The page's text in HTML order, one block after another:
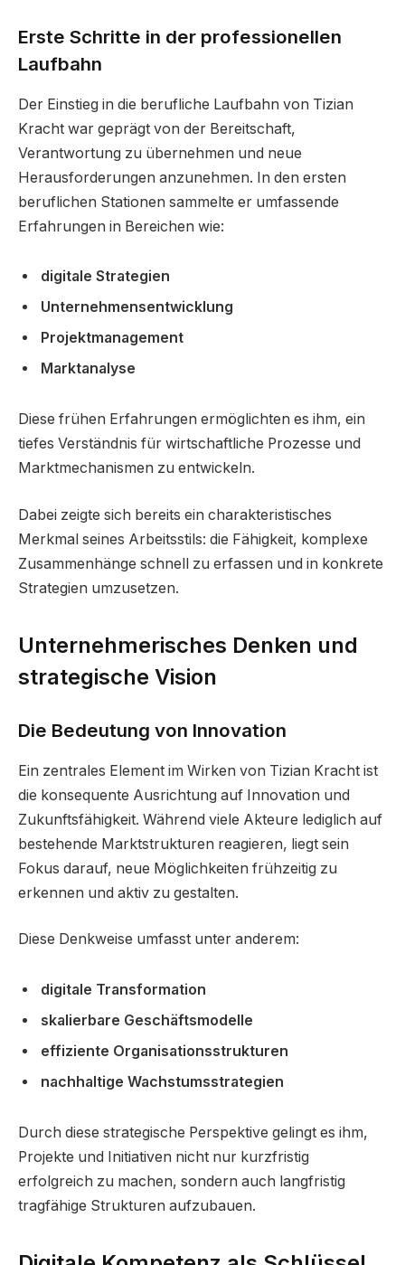
Erste Schritte in der professionellen
Laufbahn
Der Einstieg in die berufliche Laufbahn von Tizian
Kracht war geprägt von der Bereitschaft,
Verantwortung zu übernehmen und neue
Herausforderungen anzunehmen. In den ersten
beruflichen Stationen sammelte er umfassende
Erfahrungen in Bereichen wie:
digitale Strategien
Unternehmensentwicklung
Projektmanagement
Marktanalyse
Diese frühen Erfahrungen ermöglichten es ihm, ein
tiefes Verständnis für wirtschaftliche Prozesse und
Marktmechanismen zu entwickeln.
Dabei zeigte sich bereits ein charakteristisches
Merkmal seines Arbeitsstils: die Fähigkeit, komplexe
Zusammenhänge schnell zu erfassen und in konkrete
Strategien umzusetzen.
Unternehmerisches Denken und
strategische Vision
Die Bedeutung von Innovation
Ein zentrales Element im Wirken von Tizian Kracht ist
die konsequente Ausrichtung auf Innovation und
Zukunftsfähigkeit. Während viele Akteure lediglich auf
bestehende Marktstrukturen reagieren, liegt sein
Fokus darauf, neue Möglichkeiten frühzeitig zu
erkennen und aktiv zu gestalten.
Diese Denkweise umfasst unter anderem:
digitale Transformation
skalierbare Geschäftsmodelle
effiziente Organisationsstrukturen
nachhaltige Wachstumsstrategien
Durch diese strategische Perspektive gelingt es ihm,
Projekte und Initiativen nicht nur kurzfristig
erfolgreich zu machen, sondern auch langfristig
tragfähige Strukturen aufzubauen.